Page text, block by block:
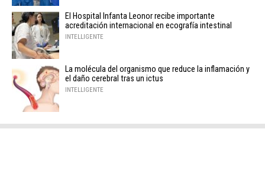
El Hospital Infanta Leonor recibe importante
acreditación internacional en ecografía intestinal
INTELLIGENTE
La molécula del organismo que reduce la inflamación y
el daño cerebral tras un ictus
INTELLIGENTE